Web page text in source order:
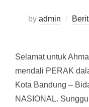
by admin
Selamat untuk
mendali PERAK
Kota Bandung –
NASIONAL.